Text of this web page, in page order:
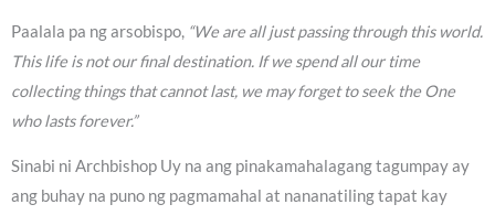
Paalala pa ng arsobispo, “We are all just passing through this world.
This life is not our final destination. If we spend all our time
collecting things that cannot last, we may forget to seek the One
who lasts forever.”
Sinabi ni Archbishop Uy na ang pinakamahalagang tagumpay ay
ang buhay na puno ng pagmamahal at nananatiling tapat kay